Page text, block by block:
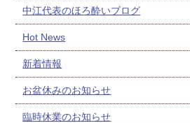
中江代表のほろ酔いブログ
Hot News
新着情報
お盆休みのお知らせ
臨時休業のお知らせ